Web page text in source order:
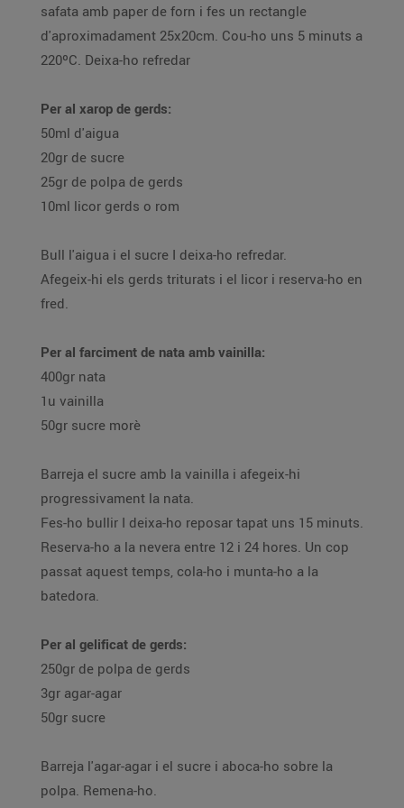
safata amb paper de forn i fes un rectangle
d'aproximadament 25x20cm. Cou-ho uns 5 minuts a
220ºC. Deixa-ho refredar
Per al xarop de gerds:
50ml d'aigua
20gr de sucre
25gr de polpa de gerds
10ml licor gerds o rom
Bull l'aigua i el sucre I deixa-ho refredar.
Afegeix-hi els gerds triturats i el licor i reserva-ho en
fred.
Per al farciment de nata amb vainilla:
400gr nata
1u vainilla
50gr sucre morè
Barreja el sucre amb la vainilla i afegeix-hi
progressivament la nata.
Fes-ho bullir I deixa-ho reposar tapat uns 15 minuts.
Reserva-ho a la nevera entre 12 i 24 hores. Un cop
passat aquest temps, cola-ho i munta-ho a la
batedora.
Per al gelificat de gerds:
250gr de polpa de gerds
3gr agar-agar
50gr sucre
Barreja l'agar-agar i el sucre i aboca-ho sobre la
polpa. Remena-ho.